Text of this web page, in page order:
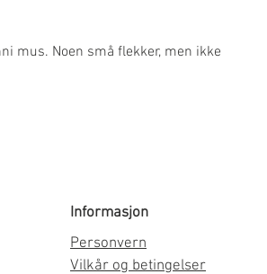
mus. Noen små flekker, men ikke
Informasjon
Personvern
Vilkår og betingelser